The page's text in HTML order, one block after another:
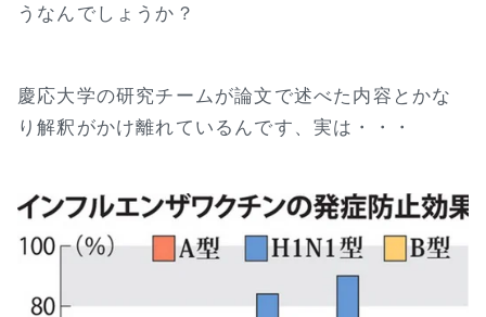
うなんでしょうか？
慶応大学の研究チームが論文で述べた内容とかな
り解釈がかけ離れているんです、実は・・・